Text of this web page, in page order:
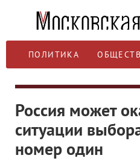
ПОЛИТИКА
Россия может
ситуации
номер один